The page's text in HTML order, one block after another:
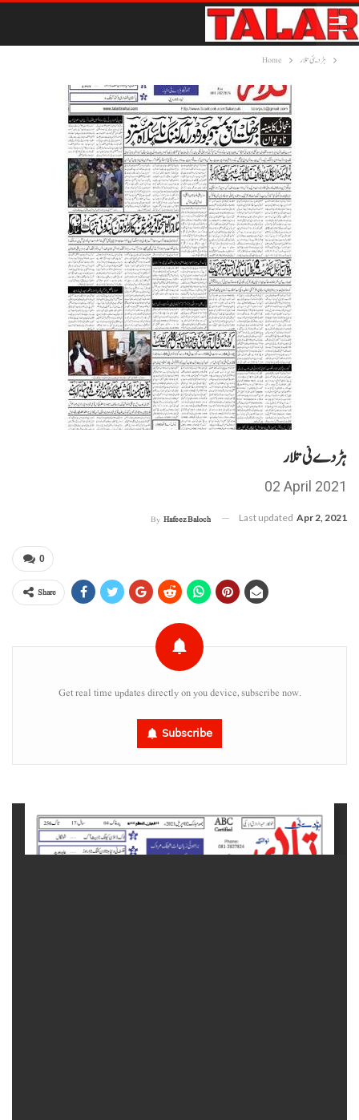
Home ہڑدیئی تلار
ہڑدے ئی تلار
02 April 2021
By Hafeez Baloch Last updated Apr 2, 2021
0
Share
Get real time updates directly on you device, subscribe now.
Subscribe